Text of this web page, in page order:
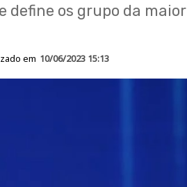
define os grupo da maior
em 10/06/2023 15:13